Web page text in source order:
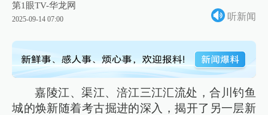
第1眼TV-华龙网
2025-09-14 07:00 听新闻
嘉陵江、渠江、涪江三江汇流处，合川钓鱼
城的焕新随着考古掘进的深入，揭开了另一层新